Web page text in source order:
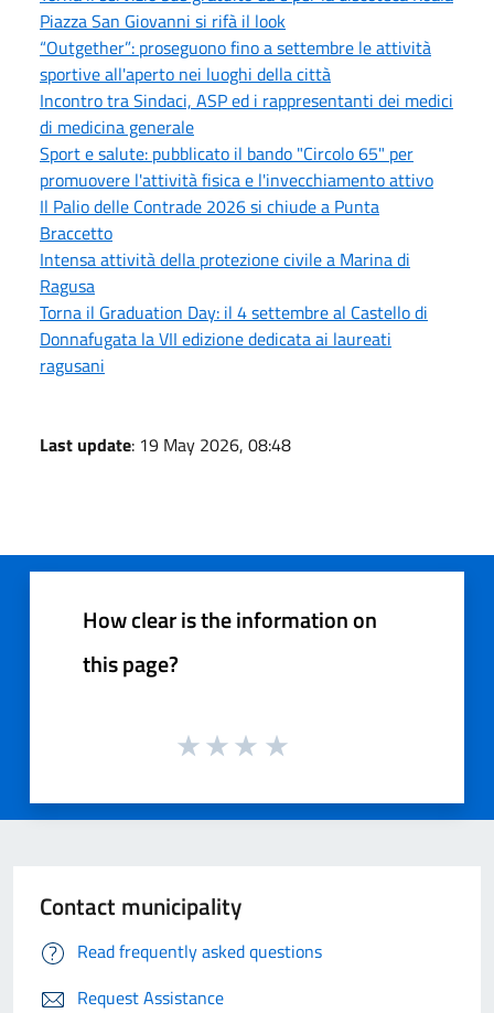
Piazza San Giovanni si rifà il look
“Outgether”: proseguono fino a settembre le attività
sportive all'aperto nei luoghi della città
Incontro tra Sindaci, ASP ed i rappresentanti dei medici
di medicina generale
Sport e salute: pubblicato il bando "Circolo 65" per
promuovere l'attività fisica e l'invecchiamento attivo
Il Palio delle Contrade 2026 si chiude a Punta
Braccetto
Intensa attività della protezione civile a Marina di
Ragusa
Torna il Graduation Day: il 4 settembre al Castello di
Donnafugata la VII edizione dedicata ai laureati
ragusani
Last update: 19 May 2026, 08:48
How clear is the information on
this page?
Contact municipality
Read frequently asked questions
Request Assistance